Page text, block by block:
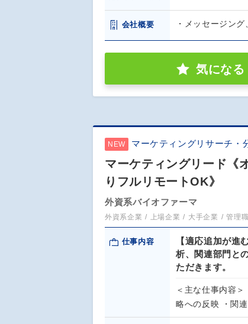
会社概要 ・メッセージン
気になる
NEW マーケティングリサーチ・
マーケティングリード
りフルリモートOK》
外資系バイオファーマ
外資系企業 上場企業 大手企業 管理
仕事内容
【適応追加が進
析、関連部門と
ただきます。
＜主な仕事内容
略への反映 ・関